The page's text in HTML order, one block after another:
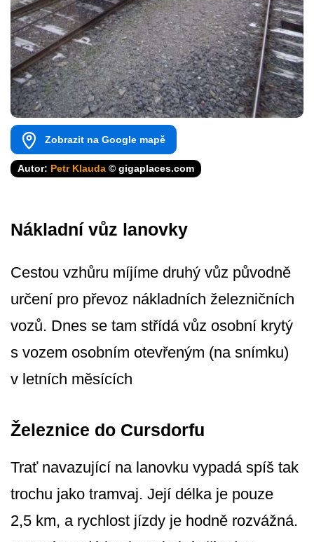
Zobrazit na Google mapě
Autor: Petr Klauda © gigaplaces.com
Nákladní vůz lanovky
Cestou vzhůru míjíme druhý vůz původně
určení pro převoz nákladních železničních
vozů. Dnes se tam střídá vůz osobní krytý
s vozem osobním otevřeným (na snímku)
v letních měsících
Železnice do Cursdorfu
Trať navazující na lanovku vypadá spíš tak
trochu jako tramvaj. Její délka je pouze
2,5 km, a rychlost jízdy je hodně rozvážná.